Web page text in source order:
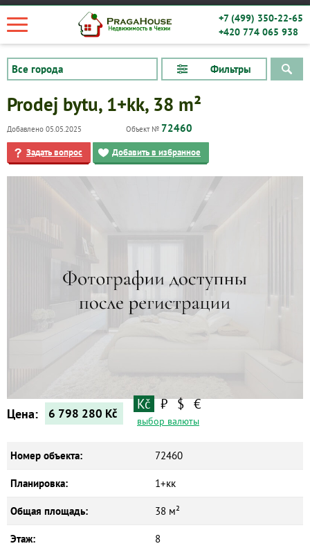
+7 (499) 350-22-65
+420 774 065 938
Фильтры
Коммерческие объекты
Prodej bytu, 1+kk, 38 m²
Добавлено 05.05.2025 Объект № 72460
Задать вопрос Добавить в избранное
Цена: 6 798 280 Kč
Kč ₽ $ €
выбор валюты
Номер объекта: 72460
Планировка: 1+кк
Общая площадь: 38 м²
Этаж: 8